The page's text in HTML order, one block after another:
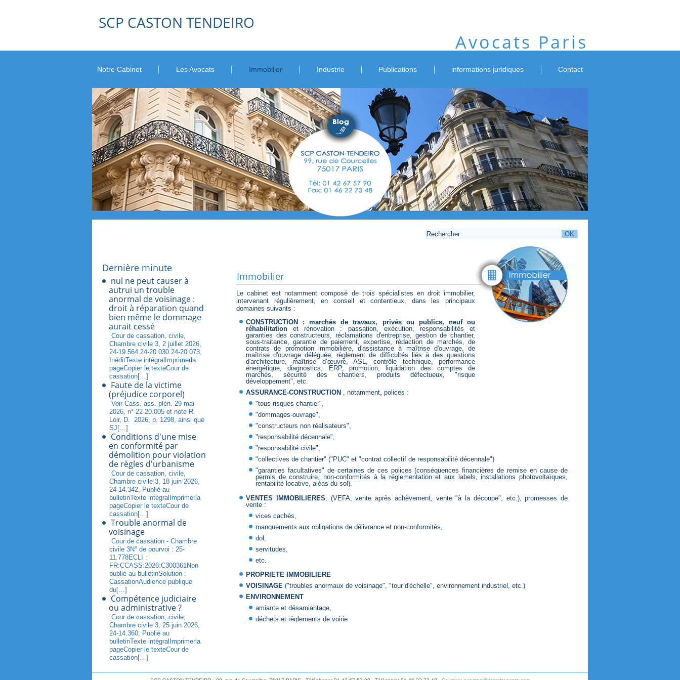
SCP CASTON TENDEIRO
Avocats Paris
Notre Cabinet Les Avocats Immobilier Industrie Publications informations juridiques Contact
Dernière minute
nul ne peut causer à
autrui un trouble
anormal de voisinage :
droit à réparation quand
bien même le dommage
aurait cessé
Cour de cassation, civile,
Chambre civile 3, 2 juillet 2026,
24-19.564 24-20.030 24-20.073,
InéditTexte intégralImprimerla
pageCopier le texteCour de
cassation[…]
Faute de la victime
(préjudice corporel)
Voir Cass. ass. plén. 29 mai
2026, n° 22-20.005 et note R.
Loir, D. 2026, p. 1298, ainsi que
SJ[…]
Conditions d'une mise
en conformité par
démolition pour violation
de règles d'urbanisme
Cour de cassation, civile,
Chambre civile 3, 18 juin 2026,
24-14.342, Publié au
bulletinTexte intégralImprimerla
pageCopier le texteCour de
cassation[…]
Trouble anormal de
voisinage
Cour de cassation - Chambre
civile 3N° de pourvoi : 25-
11.778ECLI :
FR:CCASS:2026:C300361Non
publié au bulletinSolution :
CassationAudience publique
du[…]
Compétence judiciaire
ou administrative ?
Cour de cassation, civile,
Chambre civile 3, 25 juin 2026,
24-14.360, Publié au
bulletinTexte intégralImprimerla
pageCopier le texteCour de
cassation[…]
Immobilier
Le cabinet est notamment composé de trois spécialistes en droit immobilier,
intervenant régulièrement, en conseil et contentieux, dans les principaux
domaines suivants :
CONSTRUCTION : marchés de travaux, privés ou publics, neuf ou
réhabilitation et rénovation : passation, exécution, responsabilités et
garanties des constructeurs, réclamations d'entreprise, gestion de chantier,
sous-traitance, garantie de paiement, expertise, rédaction de marchés, de
contrats de promotion immobilière, d'assistance à maîtrise d'ouvrage, de
maîtrise d'ouvrage déléguée, règlement de difficultés liés à des questions
d'architecture, maîtrise d’œuvre, ASL, contrôle technique, performance
énergétique, diagnostics, ERP, promotion, liquidation des comptes de
marchés, sécurité des chantiers, produits défectueux, "risque
développement", etc.
ASSURANCE-CONSTRUCTION , notamment, polices :
"tous risques chantier",
"dommages-ouvrage",
"constructeurs non réalisateurs",
"responsabilité décennale",
"responsabilité civile",
"collectives de chantier" ("PUC" et "contrat collectif de responsabilité décennale")
"garanties facultatives" de certaines de ces polices (conséquences financières de remise en cause de
permis de construire, non-conformités à la réglementation et aux labels, installations photovoltaïques,
rentabilité locative, aléas du sol).
VENTES IMMOBILIERES , (VEFA, vente après achèvement, vente "à la découpe", etc.), promesses de
vente :
vices cachés,
manquements aux obligations de délivrance et non-conformités,
dol,
servitudes,
etc.
PROPRIETE IMMOBILIERE
VOISINAGE ("troubles anormaux de voisinage", "tour d'échelle", environnement industriel, etc.)
ENVIRONNEMENT
amiante et désamiantage,
déchets et règlements de voirie